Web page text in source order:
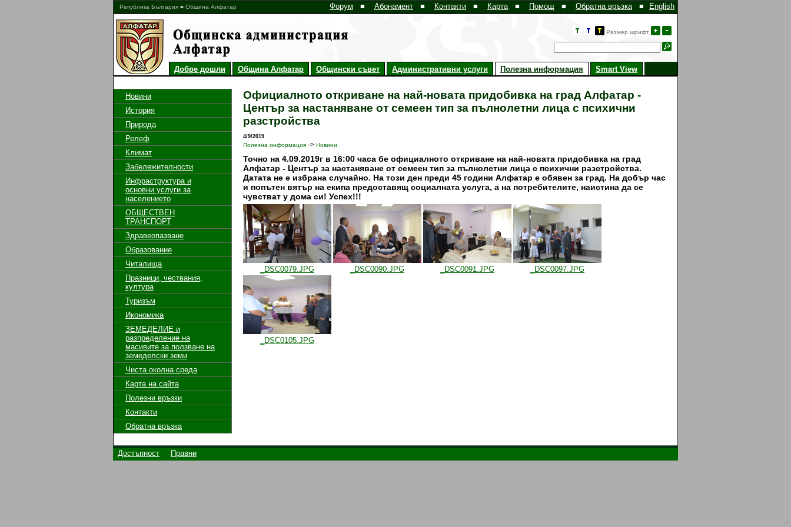
Република България ■ Община Алфатар English
Форум ■ Абонамент ■ Контакти ■ Карта ■ Помощ ■ Обратна връзка ■
Размер шрифт
Добре дошли Община Алфатар Общински съвет Административни услуги Полезна информация Smart View
Новини
История
Природа
Релеф
Климат
Забележителности
Инфраструктура и
основни услуги за
населението
ОБЩЕСТВЕН
ТРАНСПОРТ
Здравеопазване
Образование
Читалища
Празници, чествания,
култура
Туризъм
Икономика
ЗЕМЕДЕЛИЕ и
разпределение на
масивите за ползване на
земeделски земи
Чиста околна среда
Карта на сайта
Полезни връзки
Контакти
Обратна връзка
Oфициалното откриване на най-новата придобивка на град Алфатар -
Център за настаняване от семеен тип за пълнолетни лица с психични
разстройства
4/9/2019
Полезна информация -> Новини
Точно на 4.09.2019г в 16:00 часа бе официалното откриване на най-новата придобивка на град
Алфатар - Център за настаняване от семеен тип за пълнолетни лица с психични разстройства.
Датата не е избрана случайно. На този ден преди 45 години Алфатар е обявен за град. На добър час
и попътен вятър на екипа предоставящ социалната услуга, а на потребителите, наистина да се
чувстват у дома си! Успех!!!
_DSC0079.JPG _DSC0090.JPG _DSC0091.JPG _DSC0097.JPG
_DSC0105.JPG
Достъпност Правни